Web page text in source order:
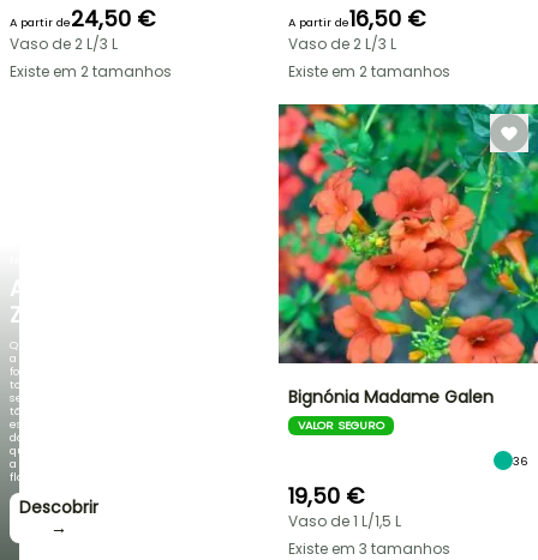
AGAPANTHUS
ZAMBEZI
Quando
a
folhagem
torna-
se
tão
espetacular
do
que
a
floração!
Descobrir
→
A partir de24,50 €
Vaso de 2 L/3 L
Existe em 2 tamanhos
A partir de16,50 €
Vaso de 2 L/3 L
Existe em 2 tamanhos
Bignónia Madame Galen
VALOR SEGURO
36
19,50 €
Vaso de 1 L/1,5 L
Existe em 3 tamanhos